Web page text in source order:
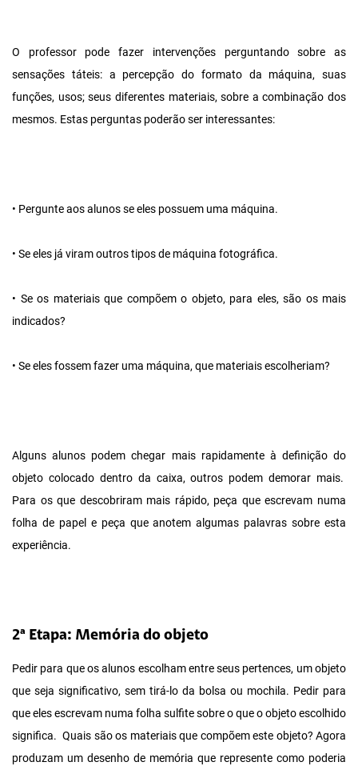
O professor pode fazer intervenções perguntando sobre as
sensações táteis: a percepção do formato da máquina, suas
funções, usos; seus diferentes materiais, sobre a combinação dos
mesmos. Estas perguntas poderão ser interessantes:
• Pergunte aos alunos se eles possuem uma máquina.
• Se eles já viram outros tipos de máquina fotográfica.
• Se os materiais que compõem o objeto, para eles, são os mais
indicados?
• Se eles fossem fazer uma máquina, que materiais escolheriam?
Alguns alunos podem chegar mais rapidamente à definição do
objeto colocado dentro da caixa, outros podem demorar mais.
Para os que descobriram mais rápido, peça que escrevam numa
folha de papel e peça que anotem algumas palavras sobre esta
experiência.
2ª Etapa: Memória do objeto
Pedir para que os alunos escolham entre seus pertences, um objeto
que seja significativo, sem tirá-lo da bolsa ou mochila. Pedir para
que eles escrevam numa folha sulfite sobre o que o objeto escolhido
significa. Quais são os materiais que compõem este objeto? Agora
produzam um desenho de memória que represente como poderia